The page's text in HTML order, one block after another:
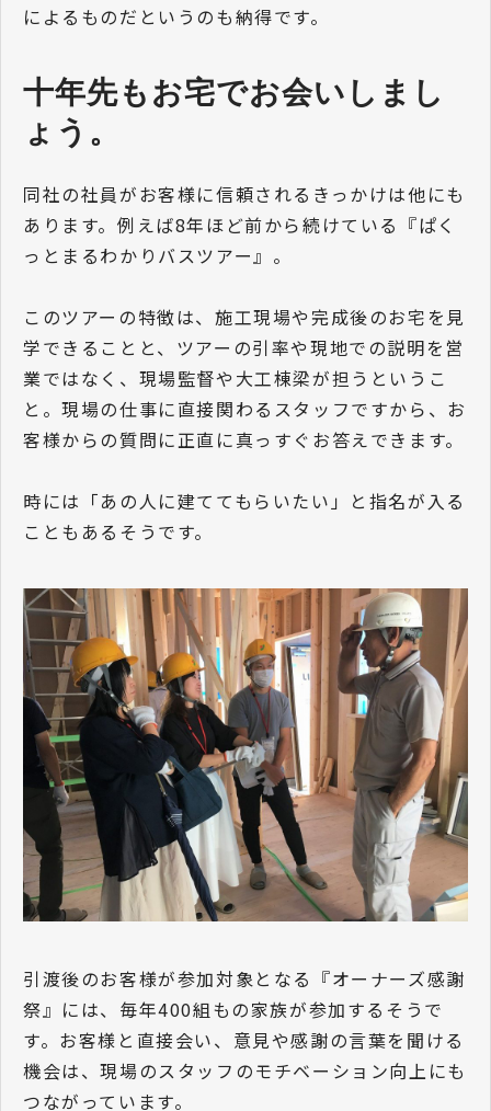
によるものだというのも納得です。
十年先もお宅でお会いしまし
ょう。
同社の社員がお客様に信頼されるきっかけは他にも
あります。例えば8年ほど前から続けている『ぱく
っとまるわかりバスツアー』。
このツアーの特徴は、施工現場や完成後のお宅を見
学できることと、ツアーの引率や現地での説明を営
業ではなく、現場監督や大工棟梁が担うというこ
と。現場の仕事に直接関わるスタッフですから、お
客様からの質問に正直に真っすぐお答えできます。
時には「あの人に建ててもらいたい」と指名が入る
こともあるそうです。
引渡後のお客様が参加対象となる『オーナーズ感謝
祭』には、毎年400組もの家族が参加するそうで
す。お客様と直接会い、意見や感謝の言葉を聞ける
機会は、現場のスタッフのモチベーション向上にも
つながっています。